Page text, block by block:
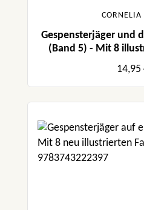
CORNELIA
Gespensterjäger und
(Band 5) - Mit 8
14,95